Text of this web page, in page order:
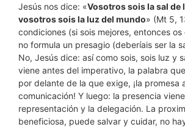
Jesús nos dice: «Vosotros sois la sal de
vosotros sois la luz del mundo» (Mt 5,
condiciones (si sois mejores, entonces
no formula un presagio (deberíais ser la
No, Jesús dice: así como sois, sois luz y
viene antes del imperativo, la palabra
por delante de la que exige, ¡la promesa
comunicación! Y luego: la presencia
representación y la delegación. La
beneficiosa, puede salvar y cuidar, no